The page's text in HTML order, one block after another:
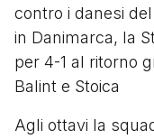
contro i danesi
in Danimarca, la
per 4-1 al ritorno
Balint e Stoica
Agli ottavi la